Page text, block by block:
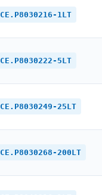
CE.P8030216-1LT
CE.P8030222-5LT
CE.P8030249-25LT
CE.P8030268-200LT